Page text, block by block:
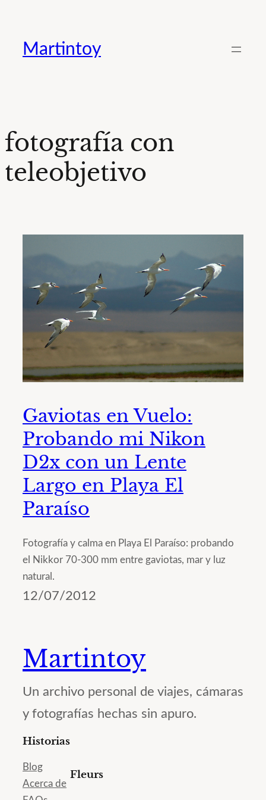
contenido
Martintoy
fotografía con
teleobjetivo
Gaviotas en Vuelo:
Probando mi Nikon
D2x con un Lente
Largo en Playa El
Paraíso
Fotografía y calma en Playa El Paraíso: probando
el Nikkor 70-300 mm entre gaviotas, mar y luz
natural.
12/07/2012
Martintoy
Un archivo personal de viajes, cámaras
y fotografías hechas sin apuro.
Historias
Blog
Acerca de
Fleurs